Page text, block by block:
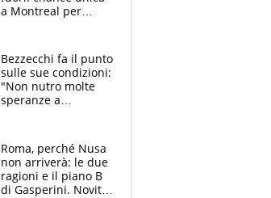
a Montreal per
attacca le palline
Bezzecchi fa il punto
sulle sue condizioni:
"Non nutro molte
speranze a
da Aragon
Roma, perché Nusa
non arriverà: le due
ragioni e il piano B
di Gasperini. Novità